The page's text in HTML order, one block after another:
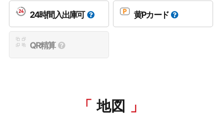
24時間入出庫可 黄Pカード
QR精算
地図